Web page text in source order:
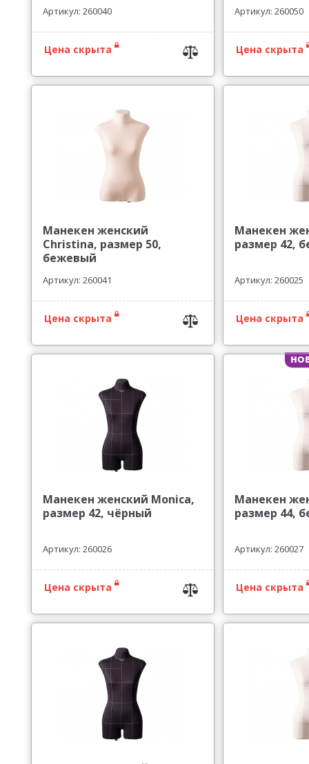
Артикул: 260040
Цена скрыта
Артикул: 260050
Цена скрыта
Манекен женский
Christina, размер 50,
бежевый
Артикул: 260041
Цена скрыта
Манекен
размер 42,
Артикул: 260025
Цена скрыта
Манекен женский Monica,
размер 42, чёрный
Артикул: 260026
Цена скрыта
Манекен
размер 44,
Артикул: 260027
Цена скрыта